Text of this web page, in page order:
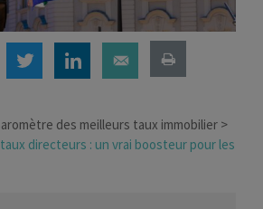
des meilleurs taux immobilier
directeurs : un vrai boosteur pour les